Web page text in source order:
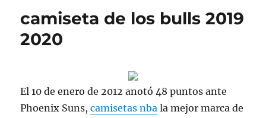
camiseta de los bulls 2019
2020
El 10 de enero de 2012 anotó 48 puntos ante
Phoenix Suns,camisetas nba la mejor marca de